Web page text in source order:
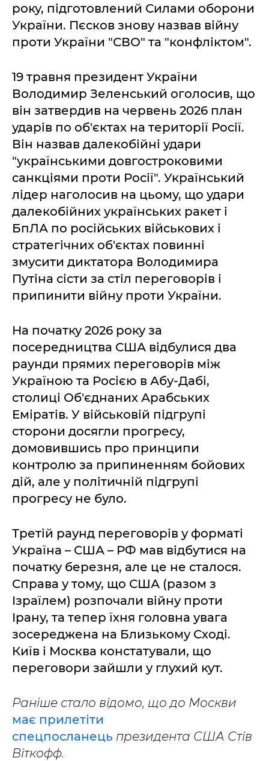
року, підготовлений Силами оборони
України. Пєсков знову назвав війну
проти України "СВО" та "конфліктом".
19 травня президент України
Володимир Зеленський оголосив, що
він затвердив на червень 2026 план
ударів по об'єктах на території Росії.
Він назвав далекобійні удари
"українськими довгостроковими
санкціями проти Росії". Український
лідер наголосив на цьому, що удари
далекобійних українських ракет і
БпЛА по російських військових і
стратегічних об'єктах повинні
змусити диктатора Володимира
Путіна сісти за стіл переговорів і
припинити війну проти України.
На початку 2026 року за
посередництва США відбулися два
раунди прямих переговорів між
Україною та Росією в Абу-Дабі,
столиці Об'єднаних Арабських
Еміратів. У військовій підгрупі
сторони досягли прогресу,
домовившись про принципи
контролю за припиненням бойових
дій, але у політичній підгрупі
прогресу не було.
Третій раунд переговорів у форматі
Україна – США – РФ мав відбутися на
початку березня, але це не сталося.
Справа у тому, що США (разом з
Ізраїлем) розпочали війну проти
Ірану, та тепер їхня головна увага
зосереджена на Близькому Сході.
Київ і Москва констатували, що
переговори зайшли у глухий кут.
Раніше стало відомо, що до Москви
має прилетіти
спецпосланець президента США Стів
Віткофф.